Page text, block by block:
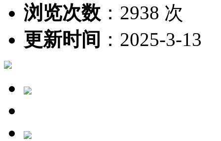
浏览次数 ： 2938 次
更新时间 ： 2025-3-13